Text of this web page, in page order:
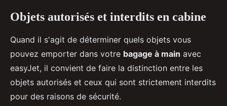
Objets autorisés et interdits en cabine
Quand il s'agit de déterminer quels objets vous
pouvez emporter dans votre bagage à main avec
easyJet, il convient de faire la distinction entre les
objets autorisés et ceux qui sont strictement interdits
pour des raisons de sécurité.